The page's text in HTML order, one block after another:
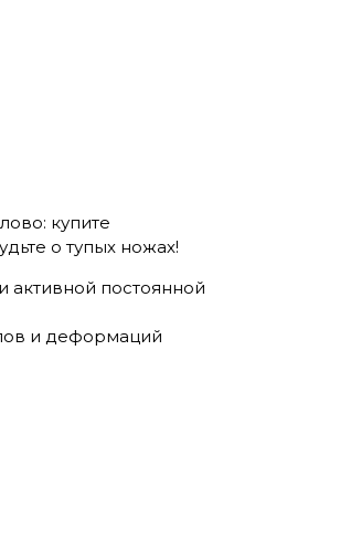
купите
о тупых ножах!
активной постоянной
и деформаций